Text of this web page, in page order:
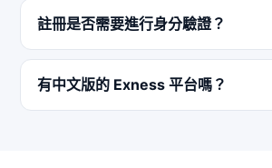
註冊是否需要進行身分驗證？
有中文版的 Exness 平台嗎？